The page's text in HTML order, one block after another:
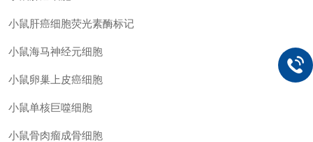
小鼠肝癌细胞荧光素酶标记
小鼠海马神经元细胞
小鼠卵巢上皮癌细胞
小鼠单核巨噬细胞
小鼠骨肉瘤成骨细胞